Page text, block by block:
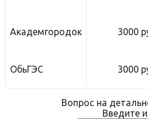
Академгородок 3000
ОбьГЭС 3000
Вопрос на
Введите